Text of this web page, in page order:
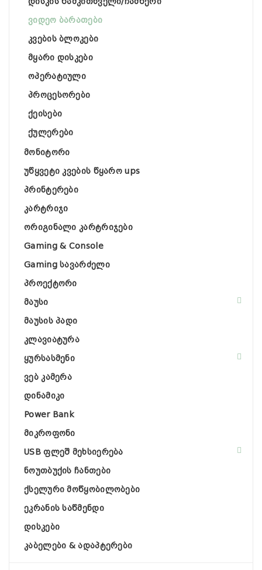
ვიდეო ბარათები
კვების ბლოკები
მყარი დისკები
ოპერატიული
პროცესორები
ქეისები
ქულერები
მონიტორი
უწყვეტი კვების წყარო ups
პრინტერები
კარტრიჯი
ორიგინალი კარტრიჯები
Gaming & Console
Gaming სავარძელი
პროექტორი
მაუსი
მაუსის პადი
კლავიატურა
ყურსასმენი
ვებ კამერა
დინამიკი
Power Bank
მიკროფონი
USB ფლეშ მეხსიერება
ნოუთბუქის ჩანთები
ქსელური მოწყობილობები
ეკრანის საწმენდი
დისკები
კაბელები & ადაპტერები